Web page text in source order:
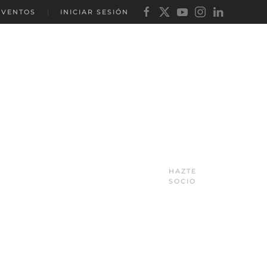
INICIAR SESIÓN
HAZTE
SOCIO